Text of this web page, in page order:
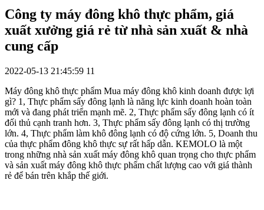
Công ty máy đông khô thực phẩm, giá
xuất xưởng giá rẻ từ nhà sản xuất & nhà
cung cấp
2022-05-13 21:45:59 11
Máy đông khô thực phẩm Mua máy đông khô kinh doanh được lợi
gì? 1, Thực phẩm sấy đông lạnh là năng lực kinh doanh hoàn toàn
mới và đang phát triển mạnh mẽ. 2, Thực phẩm sấy đông lạnh có ít
đối thủ cạnh tranh hơn. 3, Thực phẩm sấy đông lạnh có thị trường
lớn. 4, Thực phẩm làm khô đông lạnh có độ cứng lớn. 5, Doanh thu
của thực phẩm đông khô thực sự rất hấp dẫn. KEMOLO là một
trong những nhà sản xuất máy đông khô quan trọng cho thực phẩm
và sản xuất máy đông khô thực phẩm chất lượng cao với giá thành
rẻ để bán trên khắp thế giới.